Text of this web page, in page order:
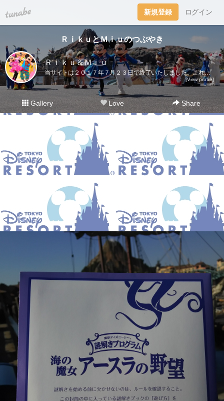
tuna.be 新規登録 ログイン
ＲｉｋｕとＭｉｕのつぶやき
Ｒｉｋｕ＆Ｍｉｕ
当サイトは２０１７年７月２３日で終了いたしました。これまでご愛読いただき、ありがとうございました。ディズニー大好き夫婦のＲｉｋｕ＆Ｍｉｕです。日々の他愛も無いことを呟きます。＜管理人＞Ｒｉｋｕ（夫）→妻の影響でディズニー好きになったにわかファンＭｉｕ（妻）→子供の頃から根っからのディズニー好きＤｉｓｎｅｙ Ｄｒｅａｍｓhttp://waltdisneymagic.blog135.fc2.com/２０１２年３月までＲｉｋｕ＆Ｍｉｕが運営していたディズニーブログです。
[View profile]
Gallery Love Share